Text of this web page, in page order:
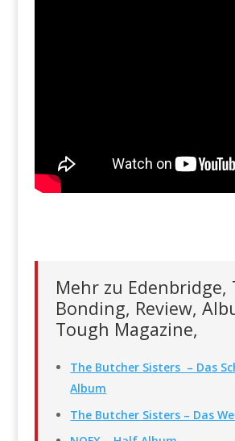
Mehr zu Edenbridge,
Bonding, Review,
Tough Magazine,
The Butcher Sisters – Das
Album
The Butcher Sisters – Das